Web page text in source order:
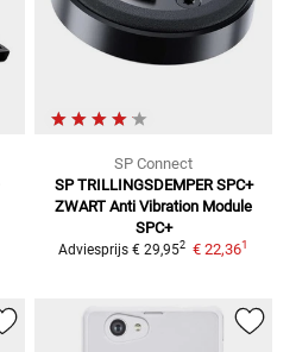
SP Connect
SP TRILLINGSDEMPER SPC+
ZWART Anti Vibration Module
SPC+
Adviesprijs € 29,952 € 22,361